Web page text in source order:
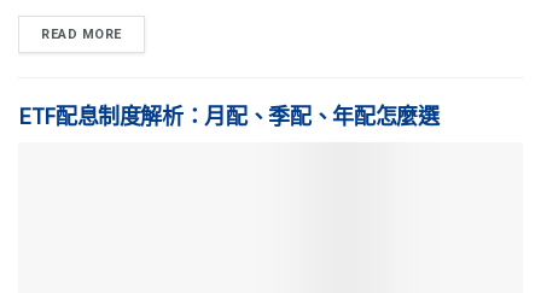
READ MORE
ETF配息制度解析：月配、季配、年配怎麼選